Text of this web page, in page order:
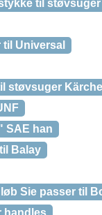
til
Universal
støvsuger
SAE han
Balay
Sie passer til
handles